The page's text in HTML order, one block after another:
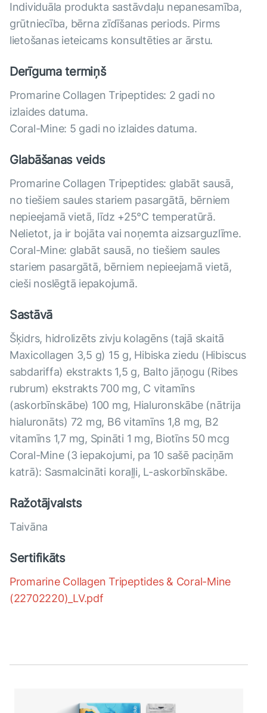
Individuāla produkta sastāvdaļu nepanesamība,
grūtniecība, bērna zīdīšanas periods. Pirms
lietošanas ieteicams konsultēties ar ārstu.
Derīguma termiņš
Promarine Collagen Tripeptides: 2 gadi no
izlaides datuma.
Coral-Mine: 5 gadi no izlaides datuma.
Glabāšanas veids
Promarine Collagen Tripeptides: glabāt sausā,
no tiešiem saules stariem pasargātā, bērniem
nepieejamā vietā, līdz +25°С temperatūrā.
Nelietot, ja ir bojāta vai noņemta aizsarguzlīme.
Coral-Mine: glabāt sausā, no tiešiem saules
stariem pasargātā, bērniem nepieejamā vietā,
cieši noslēgtā iepakojumā.
Sastāvā
Šķidrs, hidrolizēts zivju kolagēns (tajā skaitā
Maxicollagen 3,5 g) 15 g, Hibiska ziedu (Hibiscus
sabdariffa) ekstrakts 1,5 g, Balto jāņogu (Ribes
rubrum) ekstrakts 700 mg, C vitamīns
(askorbīnskābe) 100 mg, Hialuronskābe (nātrija
hialuronāts) 72 mg, В6 vitamīns 1,8 mg, B2
vitamīns 1,7 mg, Spināti 1 mg, Biotīns 50 mcg
Coral-Mine (3 iepakojumi, pa 10 sašē paciņām
katrā): Sasmalcināti koraļļi, L-askorbīnskābe.
Ražotājvalsts
Taivāna
Sertifikāts
Promarine Collagen Tripeptides & Coral-Mine
(22702220)_LV.pdf